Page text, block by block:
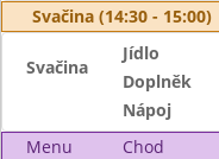
Svačina (14:30 - 15:00)
Svačina
Jídlo
Doplněk
Nápoj
Menu
Chod